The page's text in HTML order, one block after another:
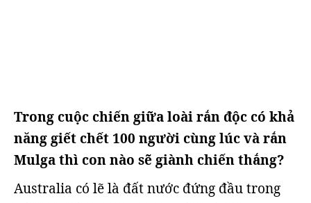
Trong cuộc chiến giữa loài rắn độc có khả
năng giết chết 100 người cùng lúc và rắn
Mulga thì con nào sẽ giành chiến thắng?
Australia có lẽ là đất nước đứng đầu trong